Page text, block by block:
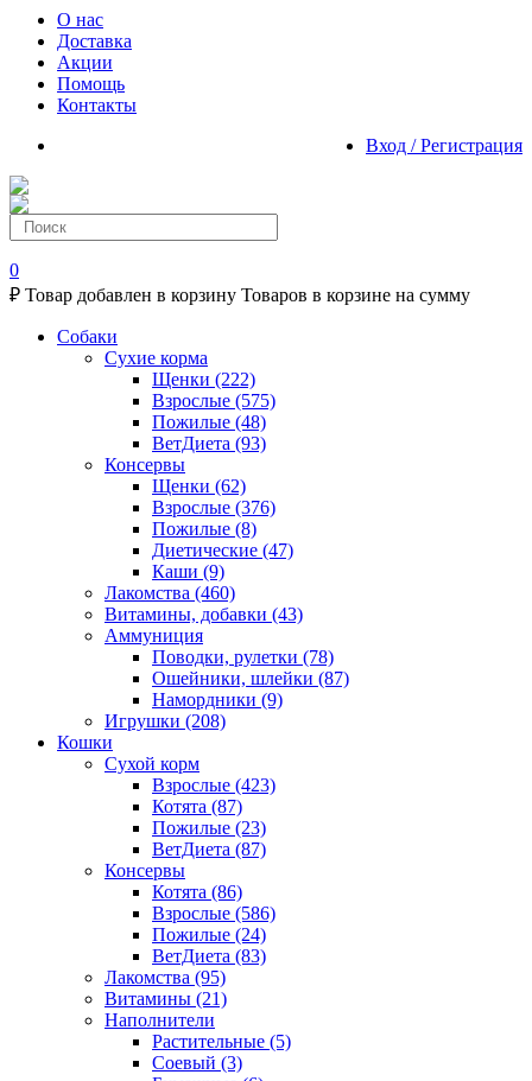
О нас
Доставка
Акции
Помощь
Контакты
Вход / Регистрация
0
₽ Товар добавлен в корзину Товаров в корзине на сумму
Собаки
Сухие корма
Щенки (222)
Взрослые (575)
Пожилые (48)
ВетДиета (93)
Консервы
Щенки (62)
Взрослые (376)
Пожилые (8)
Диетические (47)
Каши (9)
Лакомства (460)
Витамины, добавки (43)
Аммуниция
Поводки, рулетки (78)
Ошейники, шлейки (87)
Намордники (9)
Игрушки (208)
Кошки
Сухой корм
Взрослые (423)
Котята (87)
Пожилые (23)
ВетДиета (87)
Консервы
Котята (86)
Взрослые (586)
Пожилые (24)
ВетДиета (83)
Лакомства (95)
Витамины (21)
Наполнители
Растительные (5)
Соевый (3)